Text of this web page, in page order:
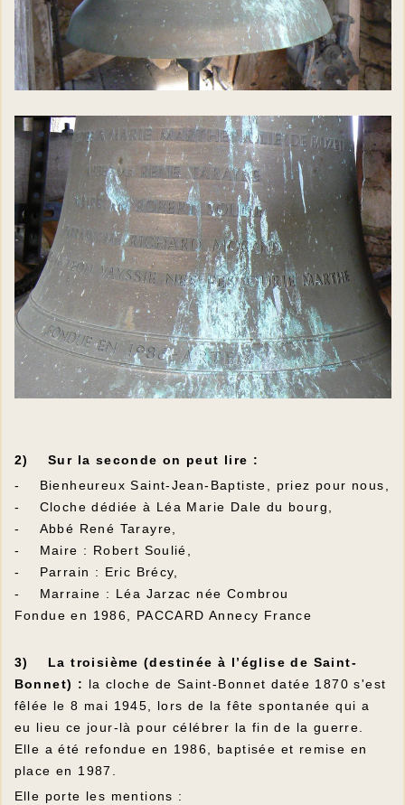
2) Sur la seconde on peut lire :
- Bienheureux Saint-Jean-Baptiste, priez pour nous,
- Cloche dédiée à Léa Marie Dale du bourg,
- Abbé René Tarayre,
- Maire : Robert Soulié,
- Parrain : Eric Brécy,
- Marraine : Léa Jarzac née Combrou
Fondue en 1986, PACCARD Annecy France
3) La troisième (destinée à l’église de Saint-
Bonnet) : la cloche de Saint-Bonnet datée 1870 s'est
fêlée le 8 mai 1945, lors de la fête spontanée qui a
eu lieu ce jour-là pour célébrer la fin de la guerre.
Elle a été refondue en 1986, baptisée et remise en
place en 1987.
Elle porte les mentions :